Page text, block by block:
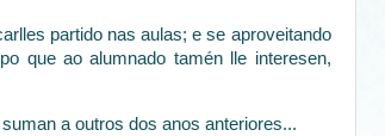
partido nas aulas; e se aproveitando
que ao alumnado tamén lle interesen,
a outros dos anos anteriores...